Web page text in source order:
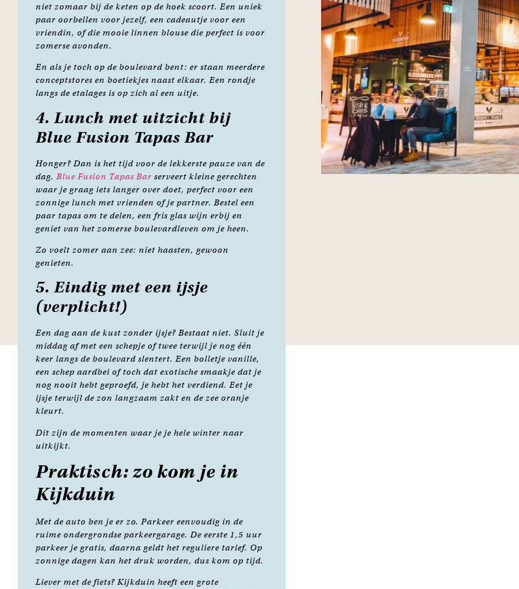
niet zomaar bij de keten op de hoek scoort. Een uniek
paar oorbellen voor jezelf, een cadeautje voor een
vriendin, of die mooie linnen blouse die perfect is voor
zomerse avonden.
En als je toch op de boulevard bent: er staan meerdere
conceptstores en boetiekjes naast elkaar. Een rondje
langs de etalages is op zich al een uitje.
4. Lunch met uitzicht bij
Blue Fusion Tapas Bar
Honger? Dan is het tijd voor de lekkerste pauze van de
dag. Blue Fusion Tapas Bar serveert kleine gerechten
waar je graag iets langer over doet, perfect voor een
zonnige lunch met vrienden of je partner. Bestel een
paar tapas om te delen, een fris glas wijn erbij en
geniet van het zomerse boulevardleven om je heen.
Zo voelt zomer aan zee: niet haasten, gewoon
genieten.
5. Eindig met een ijsje
(verplicht!)
Een dag aan de kust zonder ijsje? Bestaat niet. Sluit je
middag af met een schepje of twee terwijl je nog één
keer langs de boulevard slentert. Een bolletje vanille,
een schep aardbei of toch dat exotische smaakje dat je
nog nooit hebt geproefd, je hebt het verdiend. Eet je
ijsje terwijl de zon langzaam zakt en de zee oranje
kleurt.
Dit zijn de momenten waar je je hele winter naar
uitkijkt.
Praktisch: zo kom je in
Kijkduin
Met de auto ben je er zo. Parkeer eenvoudig in de
ruime ondergrondse parkeergarage. De eerste 1,5 uur
parkeer je gratis, daarna geldt het reguliere tarief. Op
zonnige dagen kan het druk worden, dus kom op tijd.
Liever met de fiets? Kijkduin heeft een grote